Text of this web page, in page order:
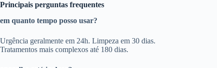
Principais perguntas frequentes
em quanto tempo posso usar?
Urgência geralmente em 24h. Limpeza em 30 dias.
Tratamentos mais complexos até 180 dias.